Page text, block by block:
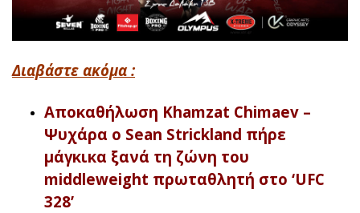
Διαβάστε ακόμα :
Αποκαθήλωση Khamzat Chimaev –
Ψυχάρα ο Sean Strickland πήρε
μάγκικα ξανά τη ζώνη του
middleweight πρωταθλητή στο ‘UFC
328’